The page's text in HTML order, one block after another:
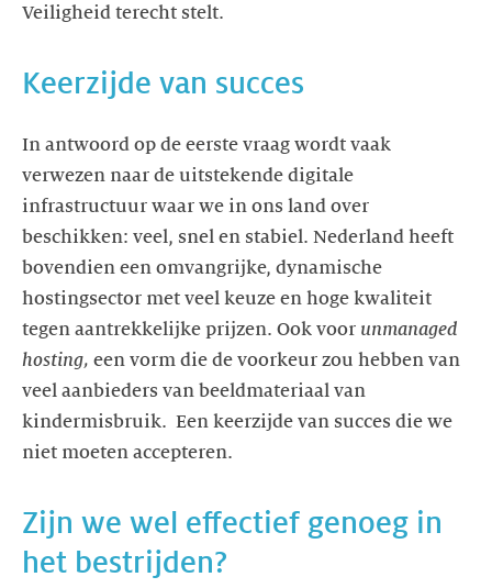
Veiligheid terecht stelt.
Keerzijde van succes
In antwoord op de eerste vraag wordt vaak
verwezen naar de uitstekende digitale
infrastructuur waar we in ons land over
beschikken: veel, snel en stabiel. Nederland heeft
bovendien een omvangrijke, dynamische
hostingsector met veel keuze en hoge kwaliteit
tegen aantrekkelijke prijzen. Ook voor unmanaged
hosting, een vorm die de voorkeur zou hebben van
veel aanbieders van beeldmateriaal van
kindermisbruik. Een keerzijde van succes die we
niet moeten accepteren.
Zijn we wel effectief genoeg in
het bestrijden?